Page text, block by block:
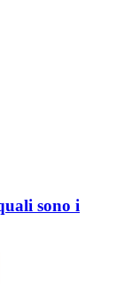
sono i